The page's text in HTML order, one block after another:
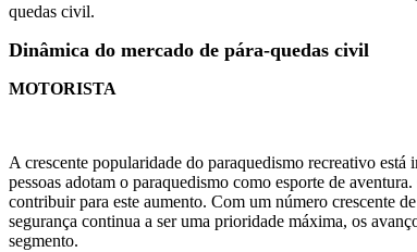
quedas civil.
Dinâmica do mercado de pára-quedas civil
MOTORISTA
A crescente popularidade do paraquedismo recreativo
pessoas adotam o paraquedismo como esporte de
contribuir para este aumento. Com um número crescente
segurança continua a ser uma prioridade máxima, os
segmento.